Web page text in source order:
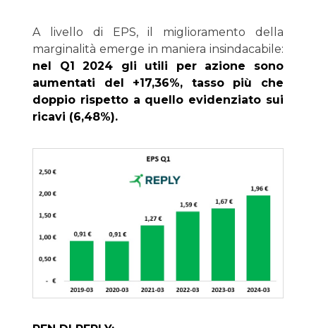
A livello di EPS, il miglioramento della
marginalità emerge in maniera insindacabile:
nel Q1 2024 gli utili per azione sono
aumentati del +17,36%, tasso più che
doppio rispetto a quello evidenziato sui
ricavi (6,48%).